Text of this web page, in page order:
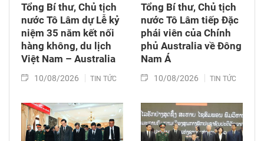
Tổng Bí thư, Chủ tịch
nước Tô Lâm dự Lễ kỷ
niệm 35 năm kết nối
hàng không, du lịch
Việt Nam – Australia
10/08/2026 TIN TỨC
Tổng Bí thư, Chủ tịch
nước Tô Lâm tiếp Đặc
phái viên của Chính
phủ Australia về Đông
Nam Á
10/08/2026 TIN TỨC